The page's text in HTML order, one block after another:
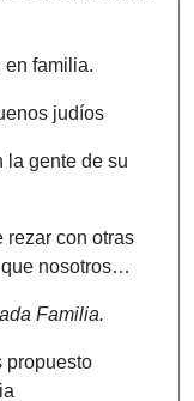
en familia.
judíos
la gente de su
rezar con otras
que nosotros…
Familia.
propuesto